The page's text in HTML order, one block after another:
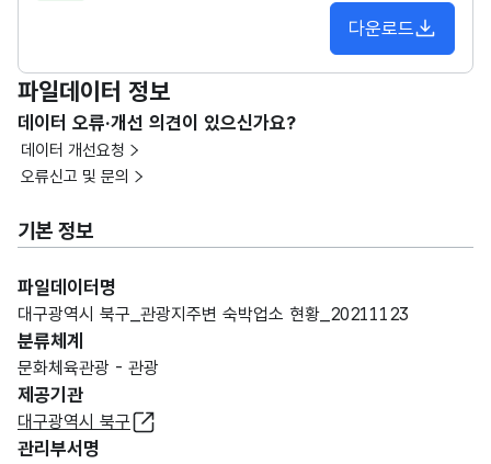
다운로드
파일데이터 정보
데이터 오류·개선 의견이 있으신가요?
데이터 개선요청
오류신고 및 문의
기본 정보
파일데이터명
대구광역시 북구_관광지주변 숙박업소 현황_20211123
분류체계
문화체육관광 - 관광
제공기관
대구광역시 북구
관리부서명